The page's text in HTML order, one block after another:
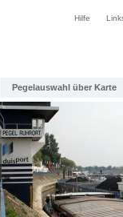
Hilfe
Pegelauswahl über Karte